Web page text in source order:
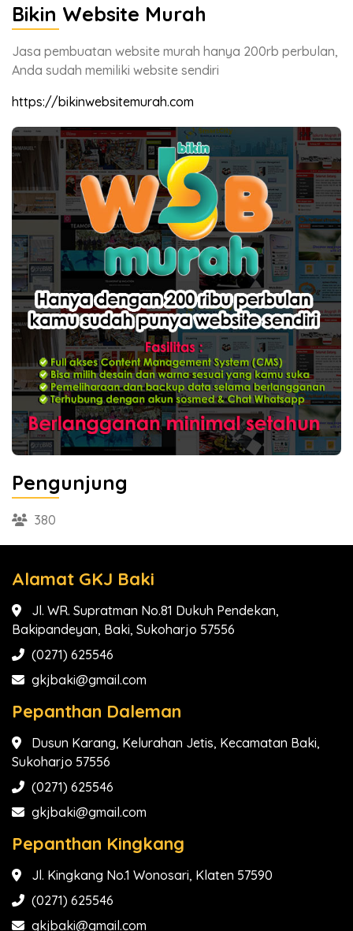
Bikin Website Murah
Jasa pembuatan website murah hanya 200rb perbulan,
Anda sudah memiliki website sendiri
https://bikinwebsitemurah.com
Pengunjung
380
Alamat GKJ Baki
Jl. WR. Supratman No.81 Dukuh Pendekan,
Bakipandeyan, Baki, Sukoharjo 57556
(0271) 625546
gkjbaki@gmail.com
Pepanthan Daleman
Dusun Karang, Kelurahan Jetis, Kecamatan Baki,
Sukoharjo 57556
(0271) 625546
gkjbaki@gmail.com
Pepanthan Kingkang
Jl. Kingkang No.1 Wonosari, Klaten 57590
(0271) 625546
gkjbaki@gmail.com